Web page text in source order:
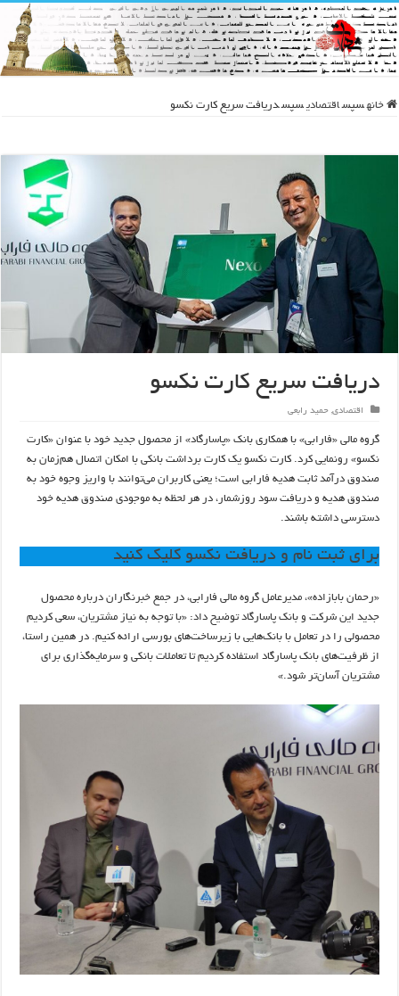
خانه سپس اقتصادی سپس دریافت سریع کارت نکسو
دریافت سریع کارت نکسو
اقتصادی,حمید رابعی
گروه مالی «فارابی» با همکاری بانک «پاسارگاد» از محصول جدید خود با عنوان «کارت
نکسو» رونمایی کرد. کارت نکسو یک کارت برداشت بانکی با امکان اتصال هم‌زمان به
صندوق درآمد ثابت هدیه فارابی است؛ یعنی کاربران می‌توانند با واریز وجوه خود به
صندوق هدیه و دریافت سود روزشمار، در هر لحظه به موجودی صندوق هدیه خود
دسترسی داشته باشند.
برای ثبت نام و دریافت نکسو کلیک کنید
«رحمان بابازاده»، مدیرعامل گروه مالی فارابی، در جمع خبرنگاران درباره محصول
جدید این شرکت و بانک پاسارگاد توضیح داد: «با توجه به نیاز مشتریان، سعی کردیم
محصولی را در تعامل با بانک‌هایی با زیرساخت‌های بورسی ارائه کنیم. در همین راستا،
از ظرفیت‌های بانک پاسارگاد استفاده کردیم تا تعاملات بانکی و سرمایه‌گذاری برای
مشتریان آسان‌تر شود.»